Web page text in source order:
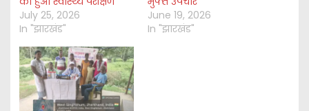
July 25, 2026
In "झारखंड"
June 19, 2026
In "झारखंड"